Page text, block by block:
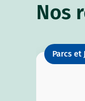
Nos
Parcs et